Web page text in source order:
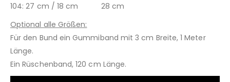
104: 27 cm / 18 cm 28 cm
Optional alle Größen:
Für den Bund ein Gummiband mit 3 cm Breite, 1 Meter
Länge.
Ein Rüschenband, 120 cm Länge.